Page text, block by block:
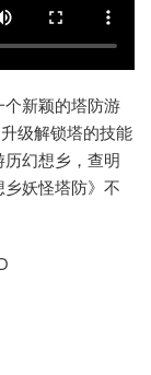
新颖的塔防游
级解锁塔的技能
幻想乡，查明
妖怪塔防》不